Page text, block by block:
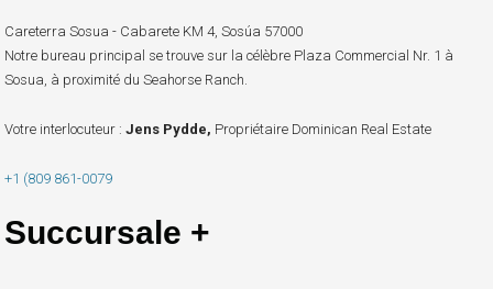
Careterra Sosua - Cabarete KM 4, Sosúa 57000
Notre bureau principal se trouve sur la célèbre Plaza Commercial Nr. 1 à
Sosua, à proximité du Seahorse Ranch.
Votre interlocuteur : Jens Pydde, Propriétaire Dominican Real Estate
+1 (809 861-0079
Succursale +